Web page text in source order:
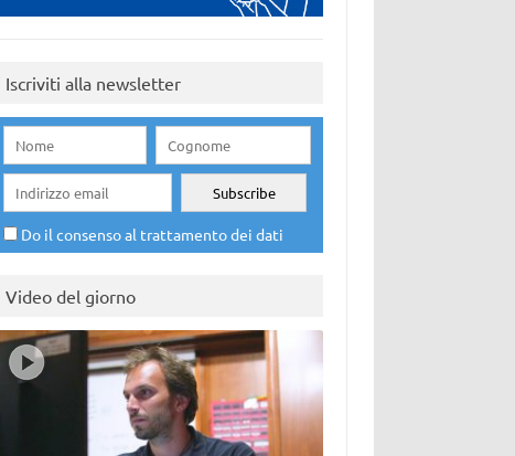
Iscriviti alla newsletter
Do il consenso al trattamento dei dati
Video del giorno